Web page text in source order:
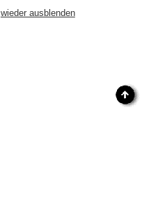
wieder ausblenden